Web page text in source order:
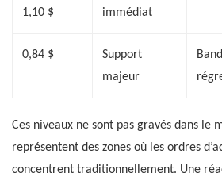
1,10 $
immédiat
0,84 $
Support
majeur
Ces niveaux ne sont pas gravés dans le
représentent des zones où les ordres
concentrent traditionnellement. Une